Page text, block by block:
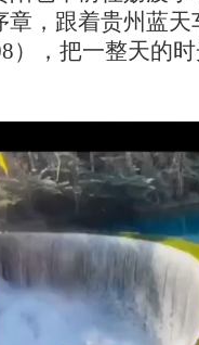
章，跟着贵州蓝
），把一整天的